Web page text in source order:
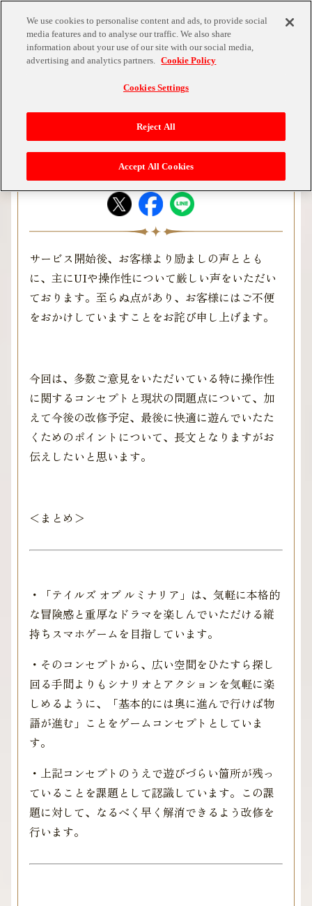
「テイルズ オブ ルミナリア」運営からのお
ブログ
サービス開始後、お客様より励ましの声ととも
に、主にUIや操作性について厳しい声をいただい
ております。至らぬ点があり、お客様にはご不便
をおかけしていますことをお詫び申し上げます。
今回は、多数ご意見をいただいている特に操作性
に関するコンセプトと現状の問題点について、加
えて今後の改修予定、最後に快適に遊んでいたた
くためのポイントについて、長文となりますがお
伝えしたいと思います。
＜まとめ＞
・「テイルズ オブ ルミナリア」は、気軽に本格的
な冒険感と重厚なドラマを楽しんでいただける縦
持ちスマホゲームを目指しています。
・そのコンセプトから、広い空間をひたすら探し
回る手間よりもシナリオとアクションを気軽に楽
しめるように、「基本的には奥に進んで行けば物
語が進む」ことをゲームコンセプトとしていま
す。
・上記コンセプトのうえで遊びづらい箇所が残っ
ていることを課題として認識しています。この課
題に対して、なるべく早く解消できるよう改修を
行います。
We use cookies to personalise content and ads, to provide social
media features and to analyse our traffic. We also share
information about your use of our site with our social media,
advertising and analytics partners. Cookie Policy
Cookies Settings
Reject All
Accept All Cookies